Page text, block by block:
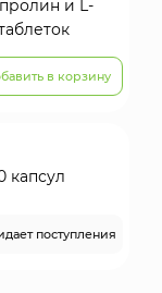
и L-
в корзину
капсул
поступления